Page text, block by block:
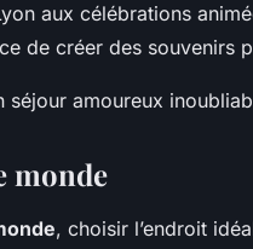
aux célébrations
de créer des souvenirs
séjour amoureux
monde
, choisir l’endroit